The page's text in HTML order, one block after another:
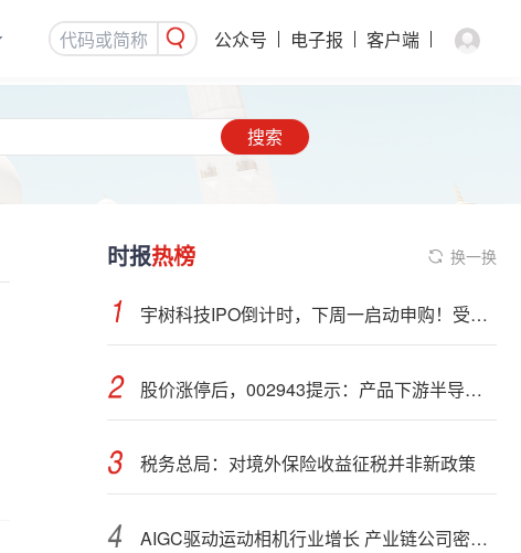
公众号 电子报 客户端
搜索
时报热榜 换一换
宇树科技IPO倒计时，下周一启动申购！受益股曝光
股价涨停后，002943提示：产品下游半导体行业应用占比不超过5%
税务总局：对境外保险收益征税并非新政策
AIGC驱动运动相机行业增长 产业链公司密集布局光学与AI芯片